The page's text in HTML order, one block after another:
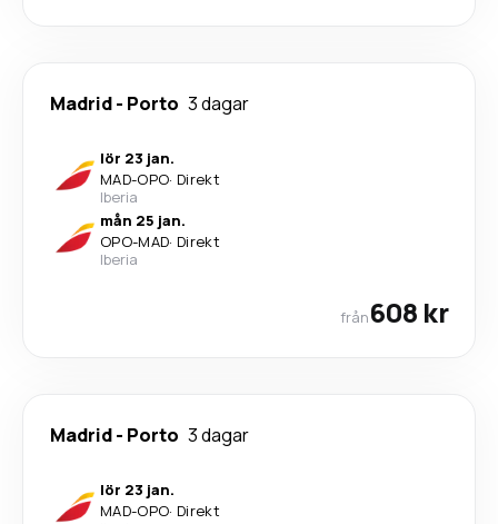
Madrid- Porto 3 dagar
lör 23 jan.
MAD-OPO· Direkt
Iberia
mån 25 jan.
OPO-MAD· Direkt
Iberia
från608 kr
Madrid- Porto 3 dagar
lör 23 jan.
MAD-OPO· Direkt